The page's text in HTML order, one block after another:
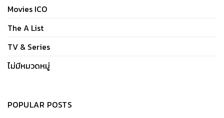
Movies ICO
The A List
TV & Series
ไม่มีหมวดหมู่
POPULAR POSTS